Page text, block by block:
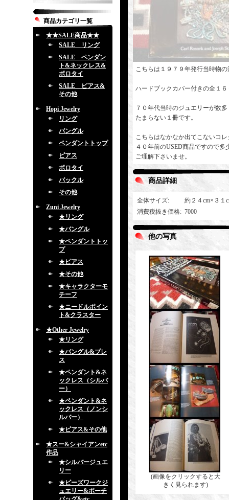
商品カテゴリ一覧
★★SALE商品★★
SALE リング
SALE ペンダン
ト&ネックレス&
ボロタイ
SALE ピアス&
その他
Hopi Jewelry
リング
バングル
ペンダントトップ
ピアス
ボロタイ
バックル
その他
Zuni Jewelry
★リング
★バングル
★ペンダントトッ
プ
★ピアス
★その他
★キャラクターモ
チーフ
★ニードルポイン
ト&クラスター
★Other Jewelry
★リング
★バングル&ブレ
ス
★ペンダント&ネ
ックレス（シルバ
ー）
★ペンダント&ネ
ックレス（ノンシ
ルバー）
★ピアス&その他
★スー&シャイアンetc
作品
★シルバージュエ
リー
★ビーズワークジ
ュエリー&ポーチ
こちらは１９７９年発行当時物
ハードブックカバー付きの全１
７０年代当時のジュエリーが数
たまらない１冊です。
こちらはなかなか出てこないコ
４０年前のUSED商品ですので
ご理解下さいませ。
商品詳細
全体サイズ:
約２４cm×３
消費税抜き価格: 7000
他の写真
(画像をクリックすると大
きく見られます)